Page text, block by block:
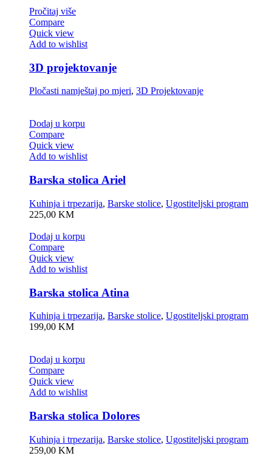
Pročitaj više
Compare
Quick view
Add to wishlist
3D projektovanje
Pločasti namještaj po mjeri, 3D Projektovanje
Dodaj u korpu
Compare
Quick view
Add to wishlist
Barska stolica Ariel
Kuhinja i trpezarija, Barske stolice, Ugostiteljski program
225,00 KM
Dodaj u korpu
Compare
Quick view
Add to wishlist
Barska stolica Atina
Kuhinja i trpezarija, Barske stolice, Ugostiteljski program
199,00 KM
Dodaj u korpu
Compare
Quick view
Add to wishlist
Barska stolica Dolores
Kuhinja i trpezarija, Barske stolice, Ugostiteljski program
259,00 KM